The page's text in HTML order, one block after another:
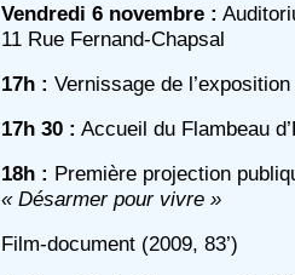
Vendredi 6 novembre :
11 Rue Fernand-Chapsal
17h : Vernissage de l’exposition
17h 30 : Accueil du Flambeau
18h : Première projection
« Désarmer pour vivre »
Film-document (2009, 83’)